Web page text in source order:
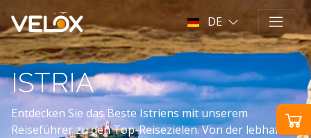
DE
ISTRIA
Entdecken Sie das Beste Istriens mit unserem
Reiseführer zu den Top-Reisezielen. Von der lebhaften